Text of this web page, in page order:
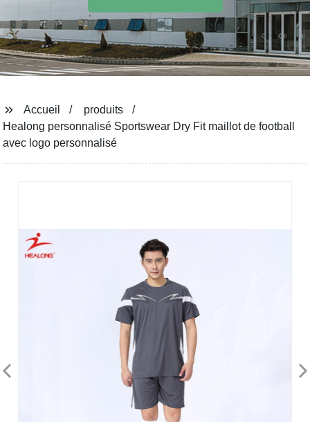
Accueil
produits
Healong personnalisé Sportswear Dry Fit maillot de football
avec logo personnalisé